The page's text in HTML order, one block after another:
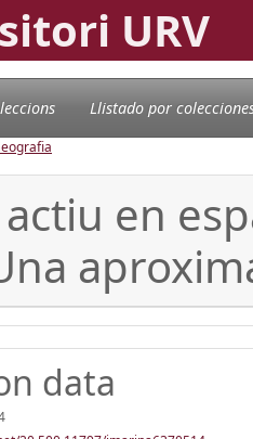
URV
Llistado por
en
data